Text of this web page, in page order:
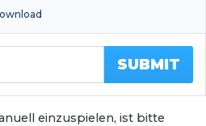
einzuspielen, ist bitte